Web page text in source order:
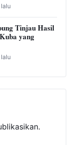
Tinjau Hasil
yang